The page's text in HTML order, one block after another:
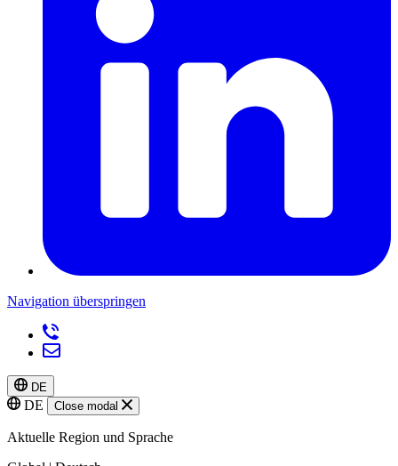
Navigation überspringen
DE
DE Close modal
Aktuelle Region und Sprache